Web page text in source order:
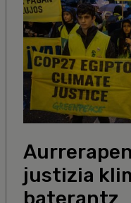
justizia